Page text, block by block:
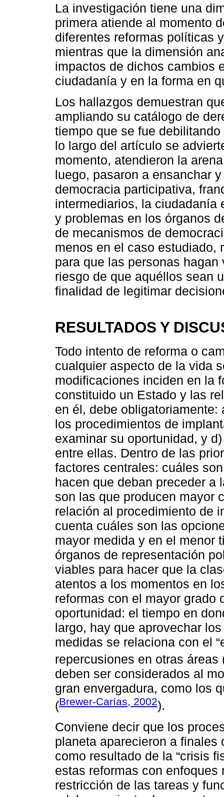
La investigación tiene una
primera atiende al momento
diferentes reformas políticas
mientras que la dimensión
impactos de dichos cambios
ciudadanía y en la forma en
Los hallazgos demuestran
ampliando su catálogo de
tiempo que se fue
lo largo del artículo se
momento, atendieron la
luego, pasaron a ensanchar
democracia participativa,
intermediarios, la ciudadanía
y problemas en los órganos
de mecanismos de
menos en el caso estudiado,
para que las personas
riesgo de que aquéllos sean
finalidad de legitimar
RESULTADOS Y
Todo intento de reforma o
cualquier aspecto de la vida
modificaciones inciden en la
constituido un Estado y las
en él, debe
los procedimientos de
examinar su oportunidad, y
entre ellas. Dentro de las
factores centrales: cuáles
hacen que deban preceder a
son las que producen mayor
relación al procedimiento de
cuenta cuáles son las
mayor medida y en el menor
órganos de representación
viables para hacer que la
atentos a los momentos en
reformas con el mayor grado
oportunidad: el tiempo en
largo, hay que aprovechar
medidas se relaciona con el
repercusiones en otras áreas
deben ser considerados al
gran envergadura, como los
(Brewer-Carías, 2002).
Conviene decir que los
planeta aparecieron a
como resultado de la “crisis
estas reformas con
restricción de las tareas y